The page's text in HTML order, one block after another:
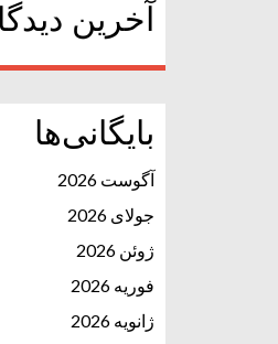
آخرین
بایگانی‌ها
آگوست 2026
جولای 2026
ژوئن 2026
فوریه 2026
ژانویه 2026